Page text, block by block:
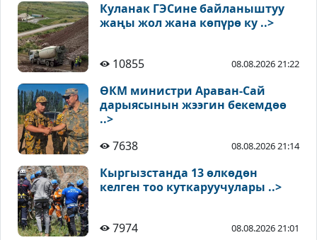
Куланак ГЭСине байланыштуу
жаңы жол жана көпүрө ку ..>
10855 08.08.2026 21:22
ӨКМ министри Араван-Сай
дарыясынын жээгин бекемдөө
..>
7638
08.08.2026 21:14
Кыргызстанда 13 өлкөдөн
келген тоо куткаруучулары ..>
7974 08.08.2026 21:01